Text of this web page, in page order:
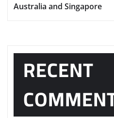
Australia and Singapore
RECENT